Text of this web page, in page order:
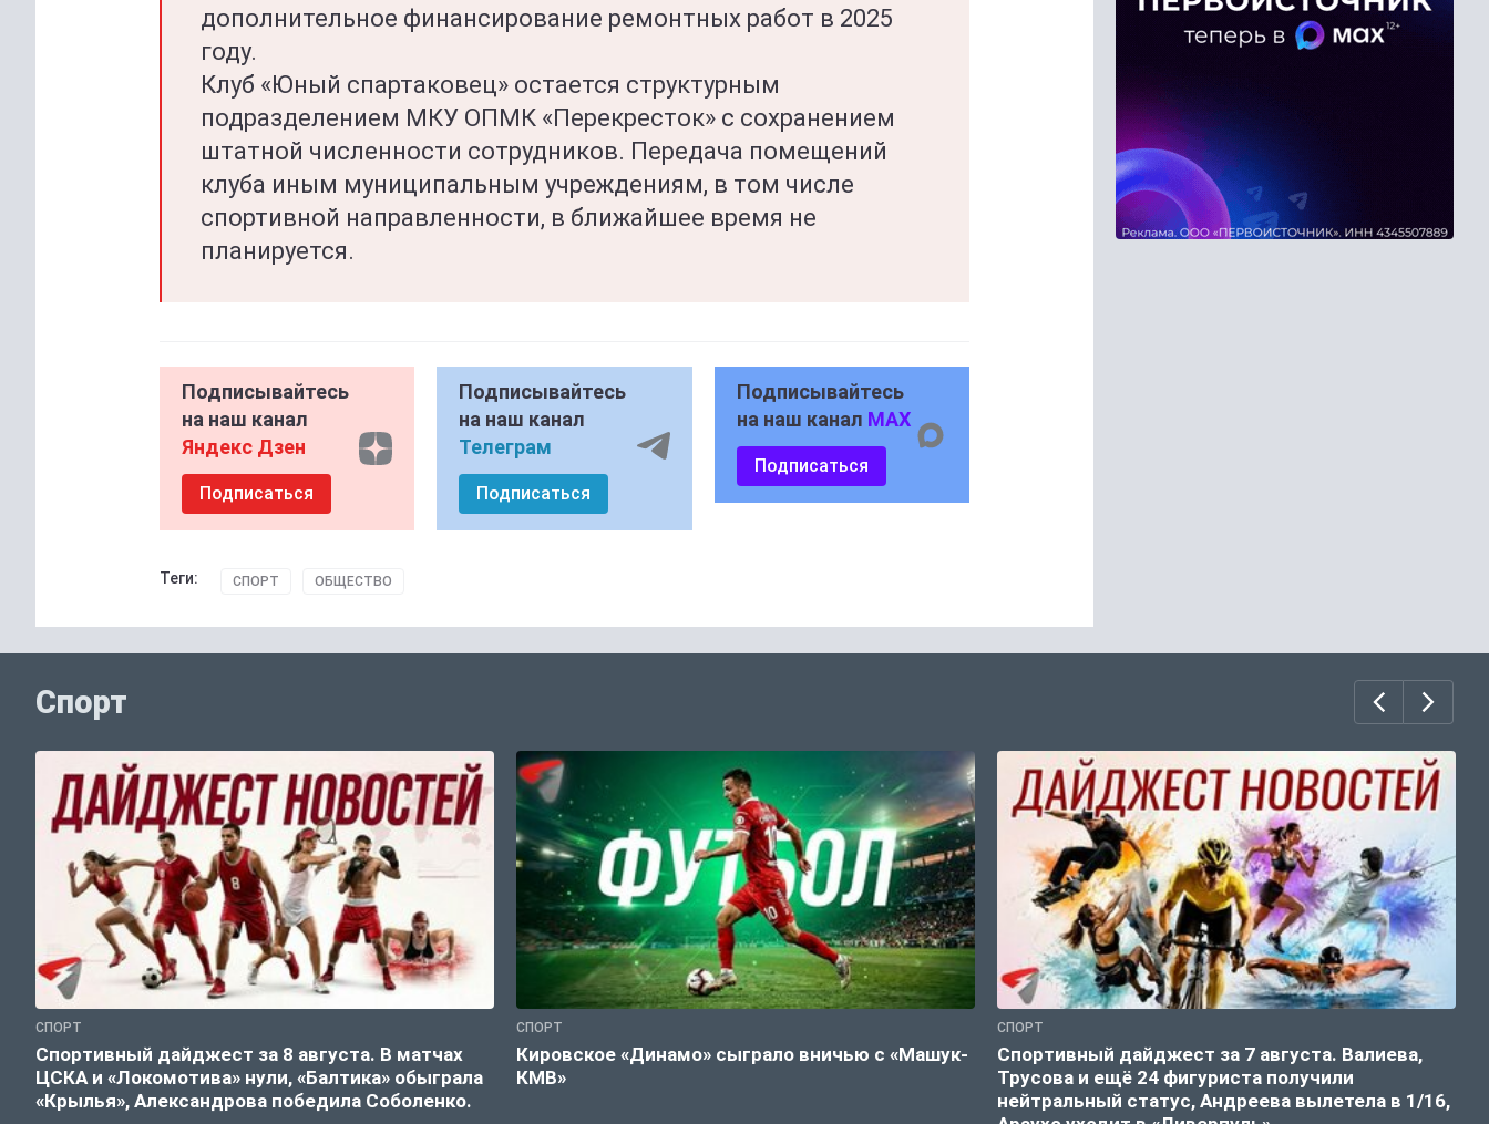
дополнительное финансирование ремонтных работ в 2025
году.
Клуб «Юный спартаковец» остается структурным
подразделением МКУ ОПМК «Перекресток» с сохранением
штатной численности сотрудников. Передача помещений
клуба иным муниципальным учреждениям, в том числе
спортивной направленности, в ближайшее время не
планируется.
Подписывайтесь
на наш канал
Яндекс Дзен
Подписаться
Подписывайтесь
на наш канал
Телеграм
Подписаться
Подписывайтесь
на наш канал MAX
Подписаться
Теги: СПОРТ ОБЩЕСТВО
Спорт
СПОРТ
Спортивный дайджест за 8 августа. В матчах
ЦСКА и «Локомотива» нули, «Балтика» обыграла
«Крылья», Александрова победила Соболенко.
СПОРТ
Кировское «Динамо» сыграло вничью с «Машук-
КМВ»
СПОРТ
Спортивный дайджест за 7 августа. Валиева,
Трусова и ещё 24 фигуриста получили
нейтральный статус, Андреева вылетела в 1/16,